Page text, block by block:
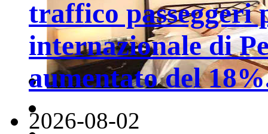
traffico passeggeri
internazionale di
aumentato del
2026-08-02